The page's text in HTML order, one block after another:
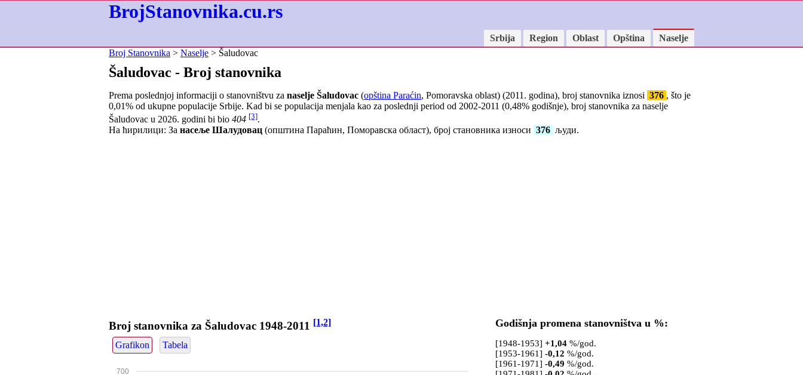
BrojStanovnika.cu.rs
Srbija Region Oblast Opština
Naselje
Broj Stanovnika > Naselje > Šaludovac
Šaludovac - Broj stanovnika
Prema poslednjoj informaciji o stanovništvu za naselje Šaludovac (opština Paraćin, Pomoravska oblast) (2011. godina), broj stanovnika iznosi 376 , što je
0,01% od ukupne populacije Srbije. Kad bi se populacija menjala kao za poslednji period od 2002-2011 (0,48% godišnje), broj stanovnika za naselje
Šaludovac u 2026. godini bi bio 404 [3].
На ћирилици: За насеље Шалудовац (општина Параћин, Поморавска област), број становника износи 376 људи.
Broj stanovnika za Šaludovac 1948-2011 [1,2]
Grafikon Tabela
700
Godišnja promena stanovništva u %:
[1948-1953] +1,04%/god.
[1953-1961] -0,12 %/god.
[1961-1971] -0,49 %/god.